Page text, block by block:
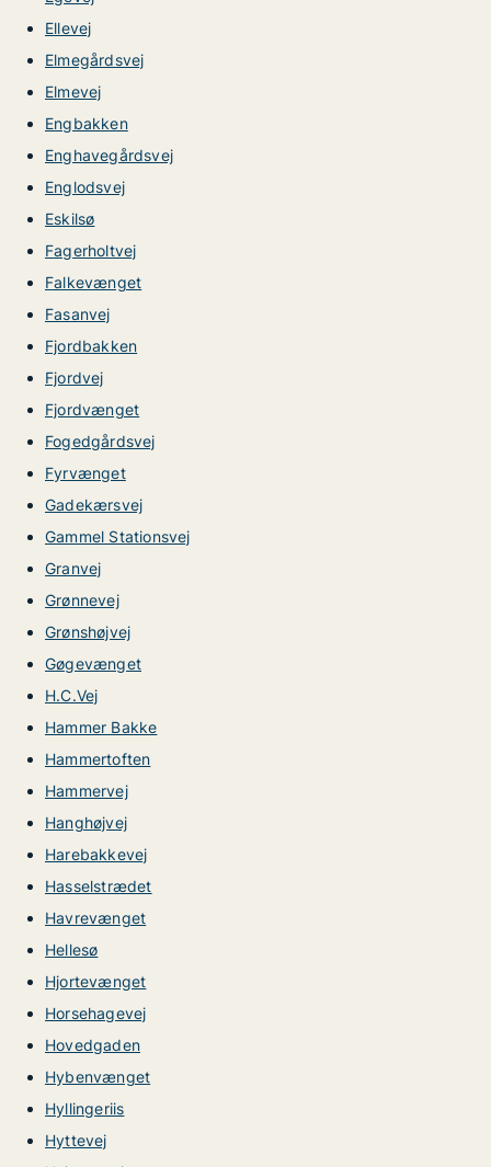
Ellevej
Elmegårdsvej
Elmevej
Engbakken
Enghavegårdsvej
Englodsvej
Eskilsø
Fagerholtvej
Falkevænget
Fasanvej
Fjordbakken
Fjordvej
Fjordvænget
Fogedgårdsvej
Fyrvænget
Gadekærsvej
Gammel Stationsvej
Granvej
Grønnevej
Grønshøjvej
Gøgevænget
H.C.Vej
Hammer Bakke
Hammertoften
Hammervej
Hanghøjvej
Harebakkevej
Hasselstrædet
Havrevænget
Hellesø
Hjortevænget
Horsehagevej
Hovedgaden
Hybenvænget
Hyllingeriis
Hyttevej